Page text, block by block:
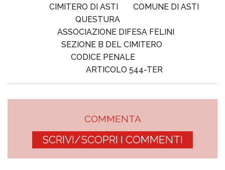
CIMITERO DI ASTI
COMUNE DI ASTI
QUESTURA
ASSOCIAZIONE DIFESA FELINI
SEZIONE B DEL CIMITERO
CODICE PENALE
ARTICOLO 544-TER
COMMENTA
SCRIVI/SCOPRI I COMMENTI